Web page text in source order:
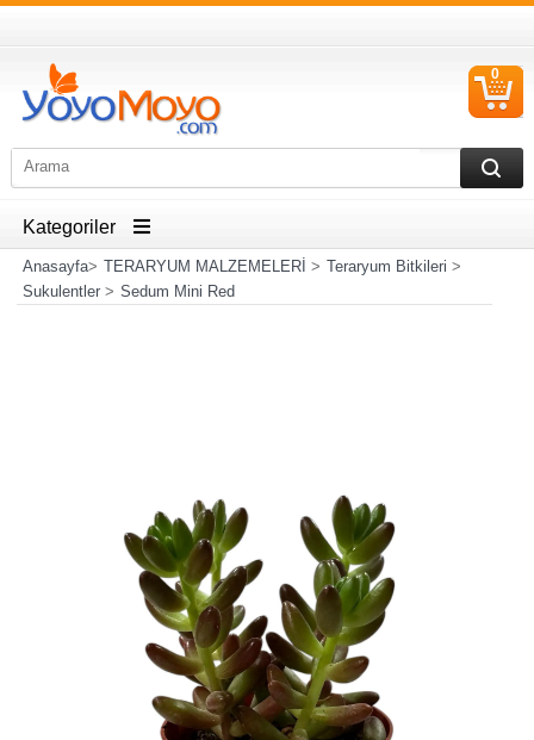
0
Kategoriler
Anasayfa> TERARYUM MALZEMELERİ > Teraryum Bitkileri >
Sukulentler> Sedum Mini Red